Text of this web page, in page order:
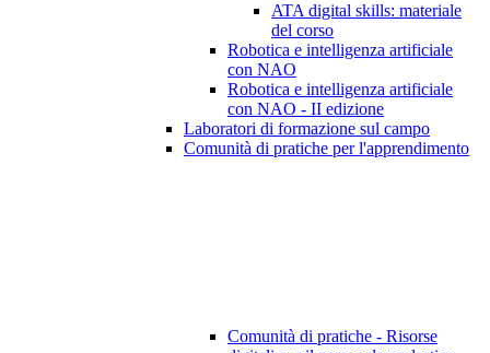
ATA digital skills: materiale
del corso
Robotica e intelligenza artificiale
con NAO
Robotica e intelligenza artificiale
con NAO - II edizione
Laboratori di formazione sul campo
Comunità di pratiche per l'apprendimento
Comunità di pratiche - Risorse